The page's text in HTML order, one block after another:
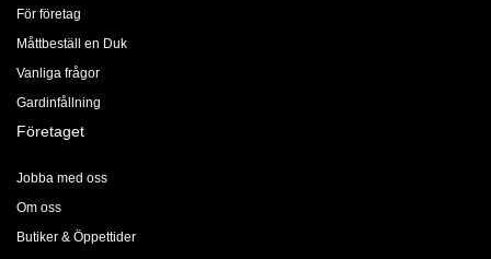
För företag
Måttbeställ en Duk
Vanliga frågor
Gardinfållning
Företaget
Jobba med oss
Om oss
Butiker & Öppettider